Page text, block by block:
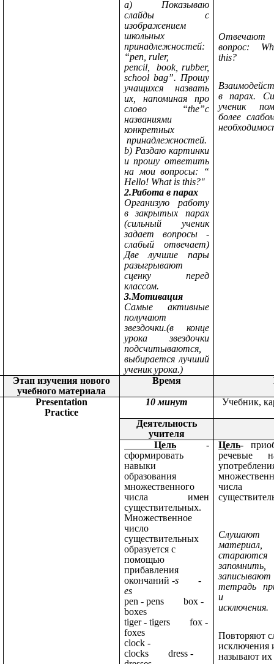
a) Показываю
слайды с
изображением
школьных
принадлежностей:
“pen, ruler,
pencil, book, rubber,
school bag”. Прошу
учащихся назвать
их, напоминая про
слово “the”c
названиями
конкретных
принадлежностей.
b) Раздаю картинки
и прошу ответить
на мои вопросы: “
Hello! What is this?"
2.Работа в парах
Организую работу
в закрытых парах
(сильный ученик
задает вопросы -
слабый отвечает)
Две лучшие пары
разыгрывают
сценку перед
классом.
3.Мотивация
Самые активные
получают
звездочки.(в конце
урока звездочки
подсчитываются,
выбирается лучший
ученик урока.)
вопрос:
this?
в парах.
ученик
более
Этап изучения нового
учебного материала
Время
Presentation
Practice
10 минут Учебник,
Деятельность
учителя
Цель
-
сформировать
навыки
образования
множественного
числа имен
существительных.
Множественное
число
существительных
образуется с
помощью
прибавления
окончаний-s
-
es
pen - pens box -
boxes
tiger - tigers fox -
foxes
clock -
clocks dress -
Цель-
речевые
числа
Слушают
материал,
стараются
запомнить,
тетрадь
и
исключения.
Повторяют
исключения
называют их